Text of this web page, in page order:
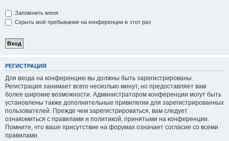
Запомнить меня
Скрыть моё пребывание на конференции в этот раз
РЕГИСТРАЦИЯ
Для входа на конференцию вы должны быть зарегистрированы.
Регистрация занимает всего несколько минут, но предоставляет вам
более широкие возможности. Администратором конференции могут быть
установлены также дополнительные привилегии для зарегистрированных
пользователей. Прежде чем зарегистрироваться, вам следует
ознакомиться с правилами и политикой, принятыми на конференции.
Помните, что ваше присутствие на форумах означает согласие со всеми
правилами.